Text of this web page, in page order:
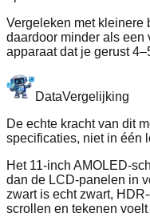
Vergeleken met kleinere
daardoor minder als een
apparaat dat je gerust
DataVergelijking
De echte kracht van dit
specificaties, niet in één
Het 11‑inch
dan de LCD‑panelen in
zwart is echt zwart,
scrollen en tekenen